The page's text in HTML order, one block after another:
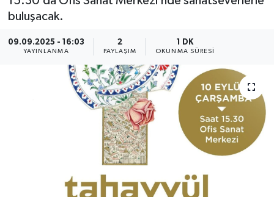
buluşacak.
09.09.2025 - 16:03
YAYINLANMA
2
PAYLAŞIM
1 DK
OKUNMA SÜRESI